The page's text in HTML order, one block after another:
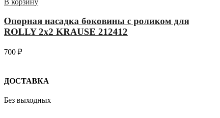
Опорная насадка боковины с роликом для
ROLLY 2х2 KRAUSE 212412
700 ₽
ДОСТАВКА
Без выходных